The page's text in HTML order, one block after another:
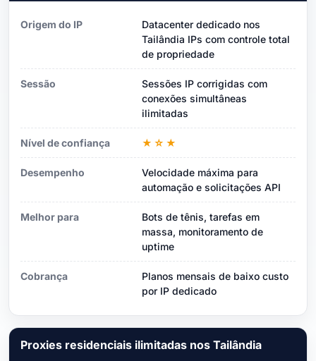
Origem do IP
Datacenter dedicado nos
Tailândia IPs com controle total
de propriedade
Sessão
Sessões IP corrigidas com
conexões simultâneas
ilimitadas
Nível de confiança ★☆★
Desempenho
Velocidade máxima para
automação e solicitações API
Melhor para
Bots de tênis, tarefas em
massa, monitoramento de
uptime
Cobrança
Planos mensais de baixo custo
por IP dedicado
Proxies residenciais ilimitadas nos Tailândia